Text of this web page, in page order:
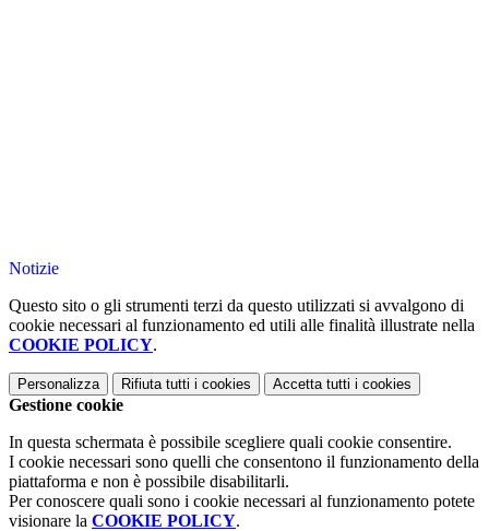
Notizie
Questo sito o gli strumenti terzi da questo utilizzati si avvalgono di
cookie necessari al funzionamento ed utili alle finalità illustrate nella
COOKIE POLICY.
Personalizza Rifiuta tutti i cookies Accetta tutti i cookies
Gestione cookie
In questa schermata è possibile scegliere quali cookie consentire.
I cookie necessari sono quelli che consentono il funzionamento della
piattaforma e non è possibile disabilitarli.
Per conoscere quali sono i cookie necessari al funzionamento potete
visionare la COOKIE POLICY.